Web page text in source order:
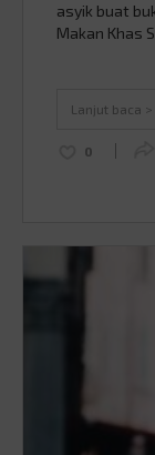
asyik buat
Makan Khas
Lanjut baca >
0